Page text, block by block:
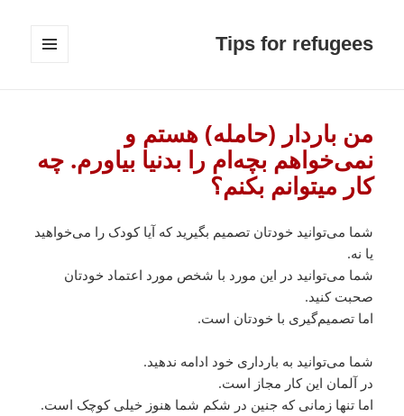
Tips for refugees
من باردار (حامله) هستم و
نمی‌خواهم بچه‌ام را بدنیا بیاورم. چه
کار میتوانم بکنم؟
شما می‌توانید خودتان تصمیم بگیرید که آیا کودک را می‌خواهید
یا نه.
شما می‌توانید در این مورد با شخص مورد اعتماد خودتان
صحبت کنید.
اما تصمیم‌گیری با خودتان است.
شما می‌توانید به بارداری خود ادامه ندهید.
در آلمان این کار مجاز است.
اما تنها زمانی که جنین در شکم شما هنوز خیلی کوچک است.